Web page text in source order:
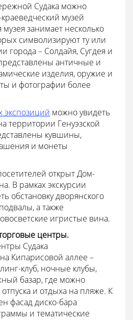
Судака можно
музей
занимает несколько
символизируют ту или
города – Солдайя, Сугдея и
античные и
изделия, оружие и
и фотографии более
экспозиций можно увидеть
территории Генуэзской
кувшины,
и монеты
открыт Дом-
В рамках экскурсии
обстановку дворянского
а также
игристые вина.
центры.
Судака
Кипарисовой аллее –
клуб, ночные клубы,
базар, где можно
и отдыха на пляже. К
фасад диско-бара
и тематические